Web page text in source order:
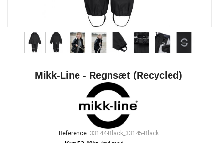
Mikk-Line - Regnsæt (Recycled)
Reference: 33144-Black_33145-Black